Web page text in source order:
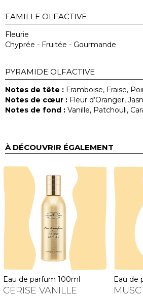
FAMILLE OLFACTIVE
Fleurie
Chyprée - Fruitée - Gourmande
PYRAMIDE OLFACTIVE
Notes de tête : Framboise, Fraise,
Notes de cœur : Fleur d’Oranger,
Notes de fond : Vanille, Patchouli,
À DÉCOUVRIR ÉGALEMENT
eau de parfum 100ml
CERISE VANILLE
eau